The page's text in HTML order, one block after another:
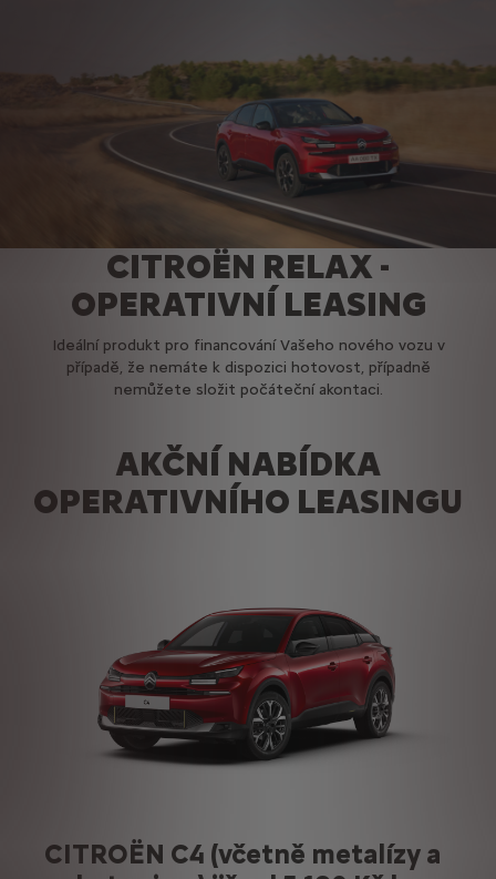
CITROËN RELAX -
OPERATIVNÍ LEASING
Ideální produkt pro financování Vašeho nového vozu v
případě, že nemáte k dispozici hotovost, případně
nemůžete složit počáteční akontaci.
AKČNÍ NABÍDKA
OPERATIVNÍHO LEASINGU
CITROËN C4 (včetně metalízy a